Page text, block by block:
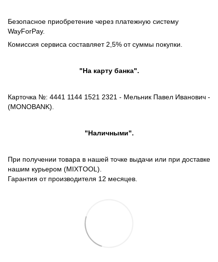
Безопасное приобретение через платежную систему
WayForPay.
Комиссия сервиса составляет 2,5% от суммы покупки.
"На карту банка".
Карточка №: 4441 1144 1521 2321 - Мельник Павел Иванович -
(MONOBANK).
"Наличными".
При получении товара в нашей точке выдачи или при доставке
нашим курьером (MIXTOOL).
Гарантия от производителя 12 месяцев.